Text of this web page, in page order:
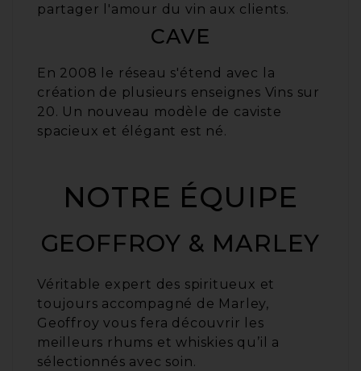
partager l'amour du vin aux clients.
CAVE
En 2008 le réseau s'étend avec la
création de plusieurs enseignes Vins sur
20. Un nouveau modèle de caviste
spacieux et élégant est né.
NOTRE ÉQUIPE
GEOFFROY & MARLEY
Véritable expert des spiritueux et
toujours accompagné de Marley,
Geoffroy vous fera découvrir les
meilleurs rhums et whiskies qu’il a
sélectionnés avec soin.